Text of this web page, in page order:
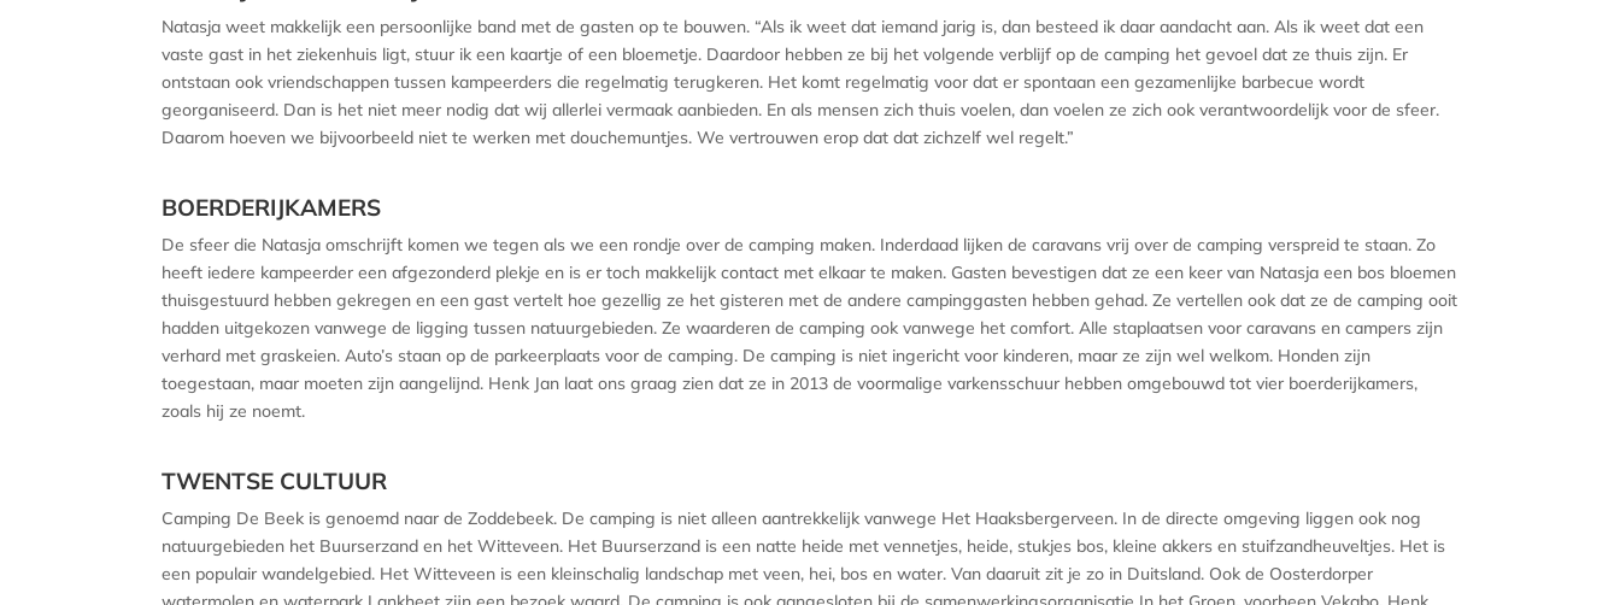
Natasja weet makkelijk een persoonlijke band met de gasten op te bouwen. “Als ik weet dat iemand jarig is, dan besteed ik daar aandacht aan. Als ik weet dat een
vaste gast in het ziekenhuis ligt, stuur ik een kaartje of een bloemetje. Daardoor hebben ze bij het volgende verblijf op de camping het gevoel dat ze thuis zijn. Er
ontstaan ook vriendschappen tussen kampeerders die regelmatig terugkeren. Het komt regelmatig voor dat er spontaan een gezamenlijke barbecue wordt
georganiseerd. Dan is het niet meer nodig dat wij allerlei vermaak aanbieden. En als mensen zich thuis voelen, dan voelen ze zich ook verantwoordelijk voor de sfeer.
Daarom hoeven we bijvoorbeeld niet te werken met douchemuntjes. We vertrouwen erop dat dat zichzelf wel regelt.”
BOERDERIJKAMERS
De sfeer die Natasja omschrijft komen we tegen als we een rondje over de camping maken. Inderdaad lijken de caravans vrij over de camping verspreid te staan. Zo
heeft iedere kampeerder een afgezonderd plekje en is er toch makkelijk contact met elkaar te maken. Gasten bevestigen dat ze een keer van Natasja een bos bloemen
thuisgestuurd hebben gekregen en een gast vertelt hoe gezellig ze het gisteren met de andere campinggasten hebben gehad. Ze vertellen ook dat ze de camping ooit
hadden uitgekozen vanwege de ligging tussen natuurgebieden. Ze waarderen de camping ook vanwege het comfort. Alle staplaatsen voor caravans en campers zijn
verhard met graskeien. Auto’s staan op de parkeerplaats voor de camping. De camping is niet ingericht voor kinderen, maar ze zijn wel welkom. Honden zijn
toegestaan, maar moeten zijn aangelijnd. Henk Jan laat ons graag zien dat ze in 2013 de voormalige varkensschuur hebben omgebouwd tot vier boerderijkamers,
zoals hij ze noemt.
TWENTSE CULTUUR
Camping De Beek is genoemd naar de Zoddebeek. De camping is niet alleen aantrekkelijk vanwege Het Haaksbergerveen. In de directe omgeving liggen ook nog
natuurgebieden het Buurserzand en het Witteveen. Het Buurserzand is een natte heide met vennetjes, heide, stukjes bos, kleine akkers en stuifzandheuveltjes. Het is
een populair wandelgebied. Het Witteveen is een kleinschalig landschap met veen, hei, bos en water. Van daaruit zit je zo in Duitsland. Ook de Oosterdorper